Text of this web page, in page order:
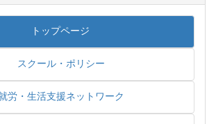
トップページ
スクール・ポリシー
労・生活支援ネットワーク